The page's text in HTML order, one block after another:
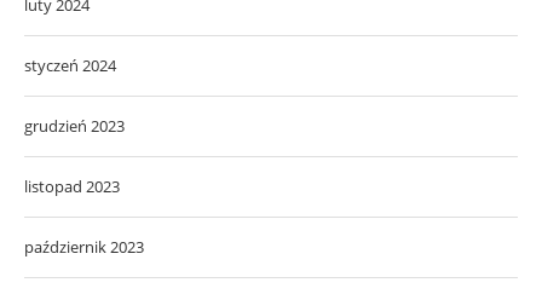
luty 2024
styczeń 2024
grudzień 2023
listopad 2023
październik 2023